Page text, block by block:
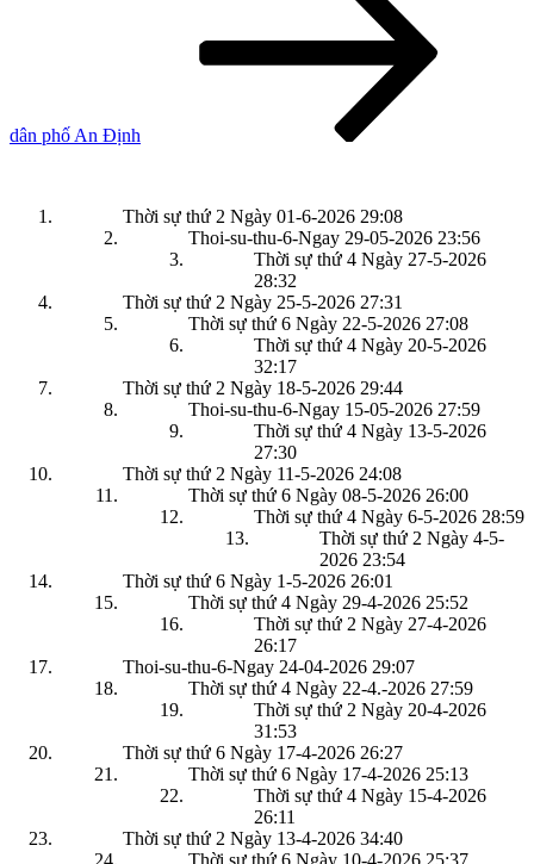
dân phố An Định
Thời sự thứ 2 Ngày 01-6-2026 29:08
Thoi-su-thu-6-Ngay 29-05-2026 23:56
Thời sự thứ 4 Ngày 27-5-2026
28:32
Thời sự thứ 2 Ngày 25-5-2026 27:31
Thời sự thứ 6 Ngày 22-5-2026 27:08
Thời sự thứ 4 Ngày 20-5-2026
32:17
Thời sự thứ 2 Ngày 18-5-2026 29:44
Thoi-su-thu-6-Ngay 15-05-2026 27:59
Thời sự thứ 4 Ngày 13-5-2026
27:30
Thời sự thứ 2 Ngày 11-5-2026 24:08
Thời sự thứ 6 Ngày 08-5-2026 26:00
Thời sự thứ 4 Ngày 6-5-2026 28:59
Thời sự thứ 2 Ngày 4-5-
2026 23:54
Thời sự thứ 6 Ngày 1-5-2026 26:01
Thời sự thứ 4 Ngày 29-4-2026 25:52
Thời sự thứ 2 Ngày 27-4-2026
26:17
Thoi-su-thu-6-Ngay 24-04-2026 29:07
Thời sự thứ 4 Ngày 22-4.-2026 27:59
Thời sự thứ 2 Ngày 20-4-2026
31:53
Thời sự thứ 6 Ngày 17-4-2026 26:27
Thời sự thứ 6 Ngày 17-4-2026 25:13
Thời sự thứ 4 Ngày 15-4-2026
26:11
Thời sự thứ 2 Ngày 13-4-2026 34:40
Thời sự thứ 6 Ngày 10-4-2026 25:37